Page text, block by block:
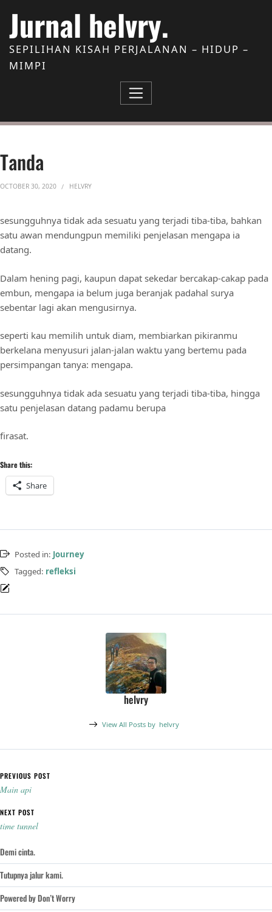
Jurnal helvry.
SEPILIHAN KISAH PERJALANAN – HIDUP –
MIMPI
Tanda
OCTOBER 30, 2020 HELVRY
sesungguhnya tidak ada sesuatu yang terjadi tiba-tiba, bahkan
satu awan mendungpun memiliki penjelasan mengapa ia
datang.
Dalam hening pagi, kaupun dapat sekedar bercakap-cakap pada
embun, mengapa ia belum juga beranjak padahal surya
sebentar lagi akan mengusirnya.
seperti kau memilih untuk diam, membiarkan pikiranmu
berkelana menyusuri jalan-jalan waktu yang bertemu pada
persimpangan tanya: mengapa.
sesungguhnya tidak ada sesuatu yang terjadi tiba-tiba, hingga
satu penjelasan datang padamu berupa
firasat.
Share this:
Share
Posted in: Journey
Tagged: refleksi
helvry
View All Posts by helvry
Post navigation
PREVIOUS POST
Main api
NEXT POST
time tunnel
Demi cinta.
Tutupnya jalur kami.
Powered by Don’t Worry